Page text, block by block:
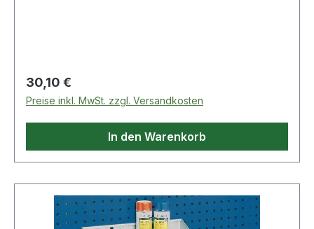
Regulärer Preis:
30,10 €
Preise inkl. MwSt. zzgl. Versandkosten
In den Warenkorb